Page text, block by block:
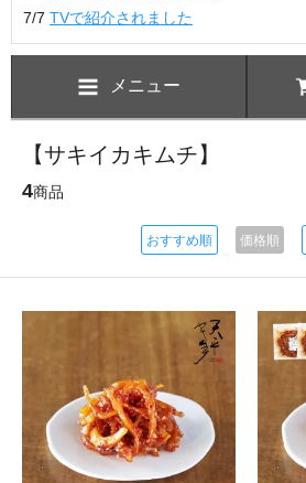
7/7 TVで紹介されました
メニュー
【サキイカキムチ】
4商品
おすすめ順 価格順